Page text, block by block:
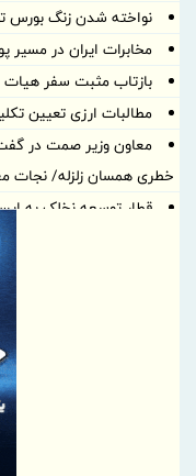
نواخته شدن زنگ بورس
مخابرات ایران در مسیر
بازتاب مثبت سفر هیات
مطالبات ارزی تعیین
معاون وزیر صمت در گفت
خطری همسان زلزله/
قطار توسعه نخلک به ایستگاه ۷۵۰
شکاف طبقاتی جدید:
دکتر فیض: هم‌افزایی
ملی مس یک ضرورت است
افزایش ۴۷